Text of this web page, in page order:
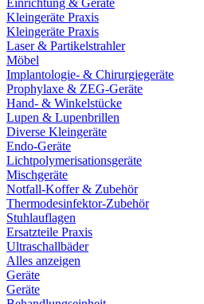
Einrichtung & Geräte
Kleingeräte Praxis
Kleingeräte Praxis
Laser & Partikelstrahler
Möbel
Implantologie- & Chirurgiegeräte
Prophylaxe & ZEG-Geräte
Hand- & Winkelstücke
Lupen & Lupenbrillen
Diverse Kleingeräte
Endo-Geräte
Lichtpolymerisationsgeräte
Mischgeräte
Notfall-Koffer & Zubehör
Thermodesinfektor-Zubehör
Stuhlauflagen
Ersatzteile Praxis
Ultraschallbäder
Alles anzeigen
Geräte
Geräte